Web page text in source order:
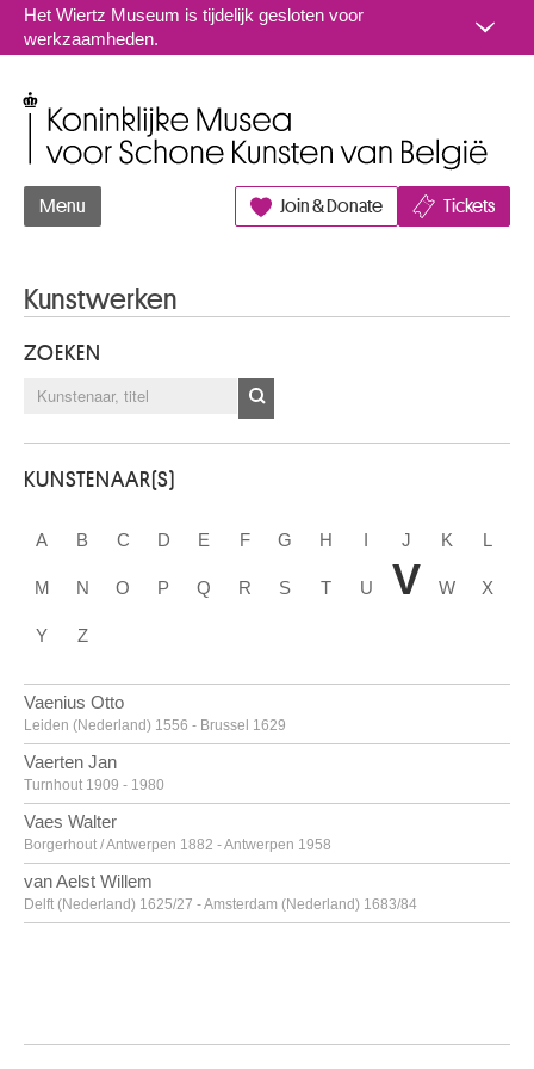
Naar inhoud
Het Wiertz Museum is tijdelijk gesloten voor
werkzaamheden.
Menu Join & Donate Tickets
Kunstwerken
ZOEKEN
KUNSTENAAR(S)
A B C D E F G H I J K L
M N O P Q R S T U V W X
Y Z
Vaenius Otto
Leiden (Nederland) 1556 - Brussel 1629
Vaerten Jan
Turnhout 1909 - 1980
Vaes Walter
Borgerhout / Antwerpen 1882 - Antwerpen 1958
van Aelst Willem
Delft (Nederland) 1625/27 - Amsterdam (Nederland) 1683/84